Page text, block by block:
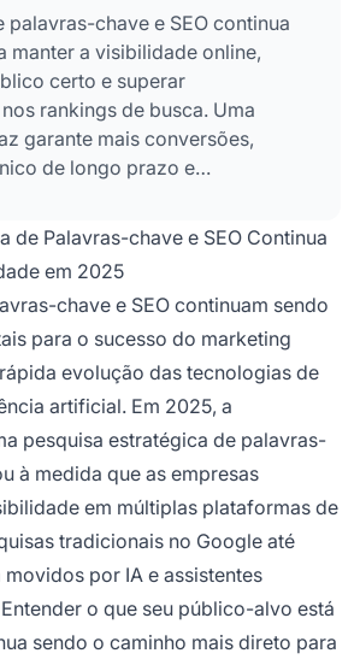
palavras-chave e SEO continua
manter a visibilidade online,
certo e superar
rankings de busca. Uma
garante mais conversões,
de longo prazo e
cada vez mais competitivo.
de Palavras-chave e SEO Continua
em 2025
chave e SEO continuam sendo
para o sucesso do marketing
evolução das tecnologias de
artificial. Em 2025, a
pesquisa estratégica de palavras-
à medida que as empresas
em múltiplas plataformas de
tradicionais no Google até
por IA e assistentes
o que seu público-alvo está
sendo o caminho mais direto para